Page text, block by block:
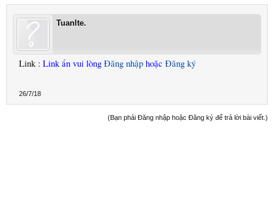
Tuanlte.
Link : Link ẩn vui lòng Đăng nhập hoặc Đăng ký
26/7/18
(Bạn phải Đăng nhập hoặc Đăng ký để trả lời bài viết.)